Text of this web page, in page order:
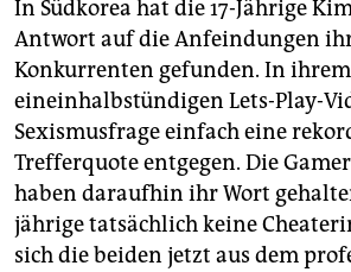
In Südkorea hat die 17-Jährige
Antwort auf die Anfeindungen
Konkurrenten gefunden. In ihrem
eineinhalbstündigen Lets-Play-
Sexismusfrage einfach eine
Trefferquote entgegen. Die
haben daraufhin ihr Wort
jährige tatsächlich keine
sich die beiden jetzt aus dem